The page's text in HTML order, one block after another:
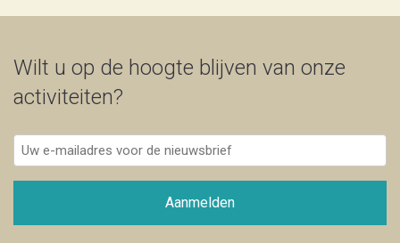
Wilt u op de hoogte blijven van onze
activiteiten?
Uw
e-
mailadres
de
Aanmelden